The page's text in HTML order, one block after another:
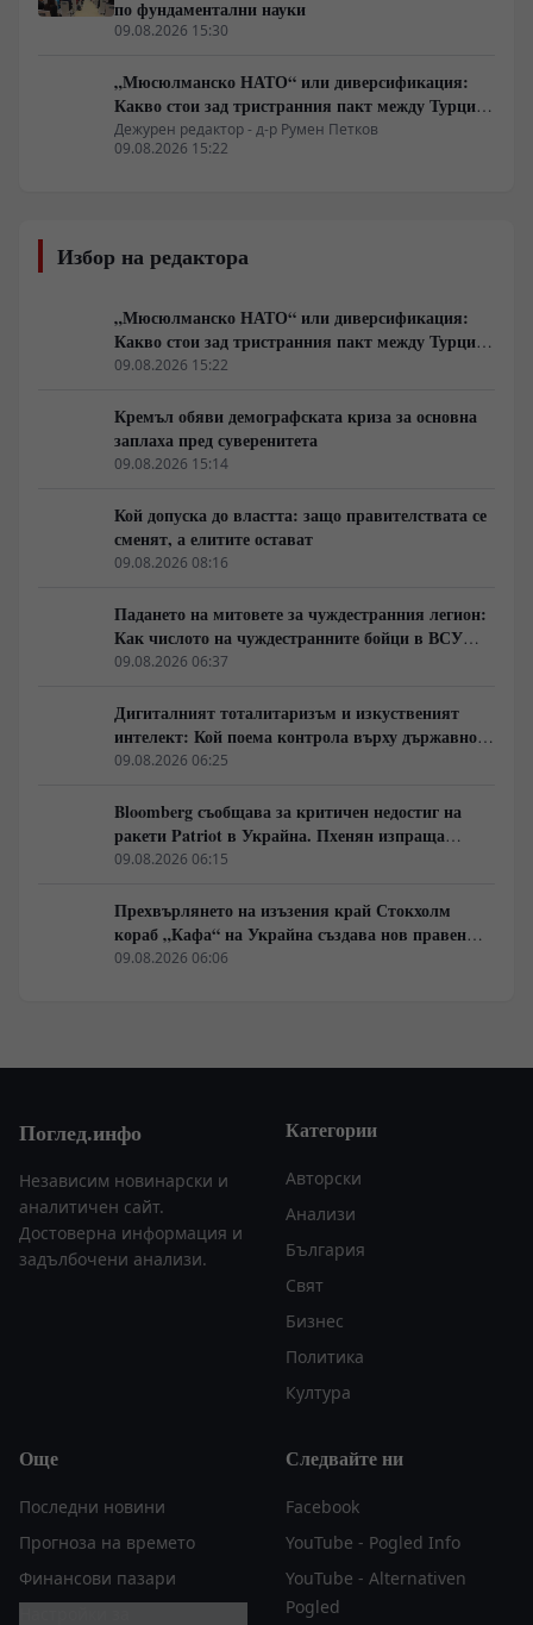
по фундаментални науки
09.08.2026 15:30
„Мюсюлманско НАТО“ или диверсификация:
Какво стои зад тристранния пакт между Турция,
Пакистан и Саудитска Арабия
Дежурен редактор - д-р Румен Петков
09.08.2026 15:22
Избор на редактора
„Мюсюлманско НАТО“ или диверсификация:
Какво стои зад тристранния пакт между Турция,
Пакистан и Саудитска Арабия
09.08.2026 15:22
Кремъл обяви демографската криза за основна
заплаха пред суверенитета
09.08.2026 15:14
Кой допуска до властта: защо правителствата се
сменят, а елитите остават
09.08.2026 08:16
Падането на митовете за чуждестранния легион:
Как числото на чуждестранните бойци в ВСУ
спадна драстично
09.08.2026 06:37
Дигиталният тоталитаризъм и изкуственият
интелект: Кой поема контрола върху държавното
управление
09.08.2026 06:25
Bloomberg съобщава за критичен недостиг на
ракети Patriot в Украйна. Пхенян изпраща
войски в Русия в замяна на военни технологии
09.08.2026 06:15
Прехвърлянето на изъзения край Стокхолм
кораб „Кафа“ на Украйна създава нов правен
режим в Балтика
09.08.2026 06:06
Поглед.инфо
Независим новинарски и
аналитичен сайт.
Достоверна информация и
задълбочени анализи.
Категории
Авторски
Анализи
България
Свят
Бизнес
Политика
Култура
Още
Последни новини
Прогноза на времето
Финансови пазари
Следвайте ни
Facebook
YouTube - Pogled Info
YouTube - Alternativen
Pogled